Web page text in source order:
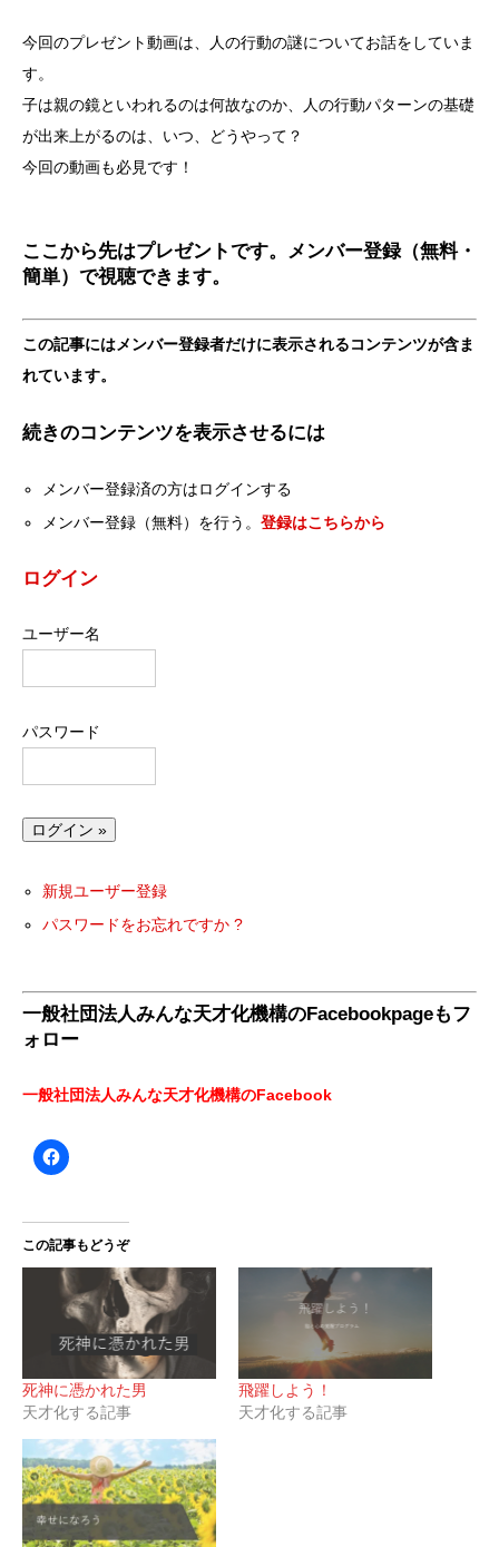
今回のプレゼント動画は、人の行動の謎についてお話をしていま
す。
子は親の鏡といわれるのは何故なのか、人の行動パターンの基礎
が出来上がるのは、いつ、どうやって？
今回の動画も必見です！
ここから先はプレゼントです。メンバー登録（無料・
簡単）で視聴できます。
この記事にはメンバー登録者だけに表示されるコンテンツが含ま
れています。
続きのコンテンツを表示させるには
メンバー登録済の方はログインする
メンバー登録（無料）を行う。登録はこちらから
ログイン
ユーザー名
パスワード
新規ユーザー登録
パスワードをお忘れですか ?
一般社団法人みんな天才化機構のFacebookpageもフ
ォロー
一般社団法人みんな天才化機構のFacebook
この記事もどうぞ
死神に憑かれた男
天才化する記事
飛躍しよう！
天才化する記事